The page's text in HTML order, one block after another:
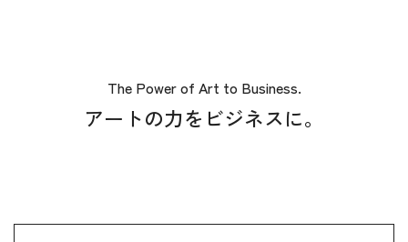
The Power of Art to Business.
アートの力をビジネスに。